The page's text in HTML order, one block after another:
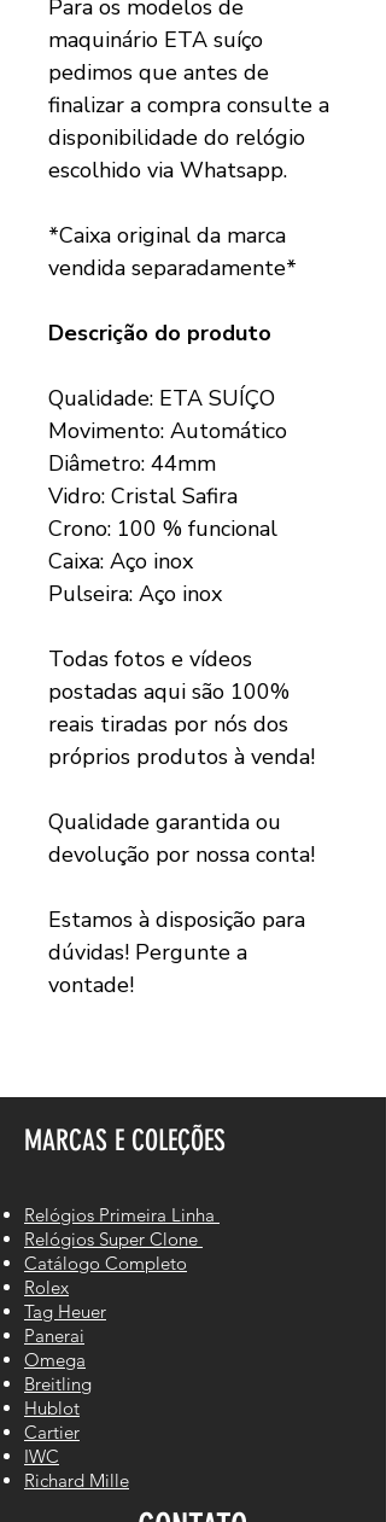
Para os modelos de
maquinário ETA suíço
pedimos que antes de
finalizar a compra consulte a
disponibilidade do relógio
escolhido via Whatsapp.
*Caixa original da marca
vendida separadamente*
Descrição do produto
Qualidade: ETA SUÍÇO
Movimento: Automático
Diâmetro: 44mm
Vidro: Cristal Safira
Crono: 100 % funcional
Caixa: Aço inox
Pulseira: Aço inox
Todas fotos e vídeos
postadas aqui são 100%
reais tiradas por nós dos
próprios produtos à venda!
Qualidade garantida ou
devolução por nossa conta!
Estamos à disposição para
dúvidas! Pergunte a
vontade!
MARCAS E COLEÇÕES
Relógios Primeira Linha
Relógios Super Clone
Catálogo Completo
Rolex
Tag Heuer
Panerai
Omega
Breitling
Hublot
Cartier
IWC
Richard Mille